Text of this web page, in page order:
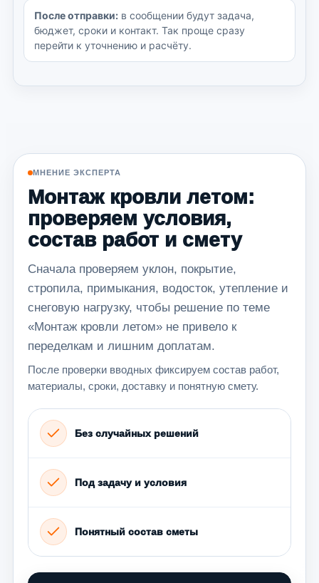
После отправки: в сообщении будут задача,
бюджет, сроки и контакт. Так проще сразу
перейти к уточнению и расчёту.
МНЕНИЕ ЭКСПЕРТА
Монтаж кровли летом:
проверяем условия,
состав работ и смету
Сначала проверяем уклон, покрытие,
стропила, примыкания, водосток, утепление и
снеговую нагрузку, чтобы решение по теме
«Монтаж кровли летом» не привело к
переделкам и лишним доплатам.
После проверки вводных фиксируем состав работ,
материалы, сроки, доставку и понятную смету.
Без случайных решений
Под задачу и условия
Понятный состав сметы